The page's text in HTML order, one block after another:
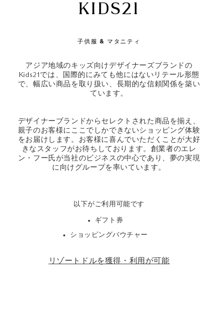
KIDS21
子供服 & マタニティ
アジア地域のキッズ向けデザイナーズブランドの
Kids21では、国際的にみても他にはないリテール形態
で、幅広い商品を取り扱い、長期的な信頼関係を築い
ています。
デザイナーブランドからセレクトされた商品を揃え、
親子のお客様にここでしかできないショッピング体験
をお届けします。お客様に喜んでいただくことが大好
きなスタッフがお待ちしております。創業者のエレ
ン・フー氏が当社のビジネスの中心であり、夢の実現
に向けグループを率いています。
以下がご利用可能です
ギフト券
ショッピングバウチャー
リゾートドルを獲得・利用が可能